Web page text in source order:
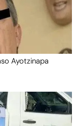
Ayotzinapa